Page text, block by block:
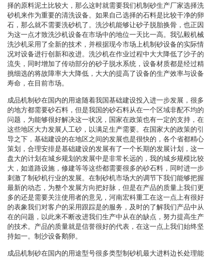
择的原料泥土比较大，那么这时就需要我们机制砂生产厂家选择洗
砂机来作为重要的清洗设备。如果自己选择的石料是比较干净的卵
石，那么就不需要洗砂机了。洗沙机能够让砂子脱胎换骨，也正因
为这一点才致洗沙机设备在市场中的地位一天比一高。我弘毅机械
洗沙机采用了全新的技术，并根据现今市场上机制砂设备的实际情
况对设备进行创新和改进。洗沙机在作业过程中大大降低了沙子的
流失，同时增加了传动部分的砂子脱水系统，设备材质都是经过精
挑细选的将故障率大大降低，大大的提高了设备的生产效率与设备
寿命，在目前市场。
成品机制砂在国内的用途随着我国基础建设投入进一步发展，很多
的地方都需要砂石料，但是我国的砂石料从在一个区域非配不均的
问题，为能够很好解决这一状况，国家在政策也有一定的支持，在
这些地区大力发展人工砂，以满足生产需要。在国家大的政策的引
导之下，基础建设的在地区之间的发展也是很快的，各个省都精心
策划，合理安排是基础建设的发展有了一个长期的发展计划，这一
盘大的计划在城乡规划的发展中是非常长远的，我的城乡规模比较
大，如道路设施，修建等等这些都需要很多的砂石料，同时进一步
刺激了制砂机行业的发展。在制砂机市场大的调节下我们能够把握
最新的动态，为整个发展方向把好脉，但是在产品的质量上我们更
多的还是需要关注使用者的意见，河南宏科重工在这一点上有很好
的表象我们对客户的采用跟踪是的服务，及时的了解我们产品中从
在的问题，以此来不断改进我们生产中从在的缺点，努力提高生产
的技术。产品的质量就是信誉很好的代表，在这一点上我们始终坚
持如一。制沙设备鹅卵。
成品机制砂在国内的用途型号很多类型制砂机最大进料边长处理能